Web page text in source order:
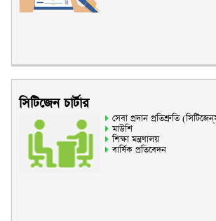
সিটিজেন চার্টার
সেবা প্রদান প্রতিশ্রুতি
মাউশি
শিক্ষা মন্ত্রণালয়
বার্ষিক প্রতিবেদন